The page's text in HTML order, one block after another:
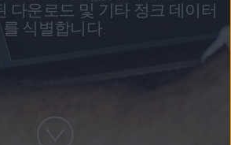
다운로드 및 기타 정크 데이터
를 식별합니다.